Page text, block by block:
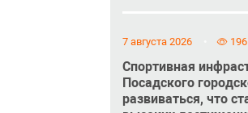
7 августа 2026 196
Спортивная
Посадского
развиваться, что